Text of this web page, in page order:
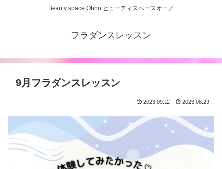
Beauty space Ohno ビューティスペースオーノ
フラダンスレッスン
9月フラダンスレッスン
2023.09.12 2023.08.29